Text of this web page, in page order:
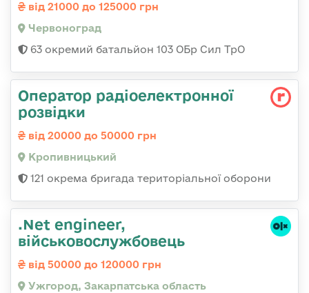
від 21000 до 125000 грн
Червоноград
63 окремий батальйон 103 ОБр Сил ТрО
Оператор радіоелектронної
розвідки
від 20000 до 50000 грн
Кропивницький
121 окрема бригада територіальної оборони
.Net engineer,
військовослужбовець
від 50000 до 120000 грн
Ужгород, Закарпатська область